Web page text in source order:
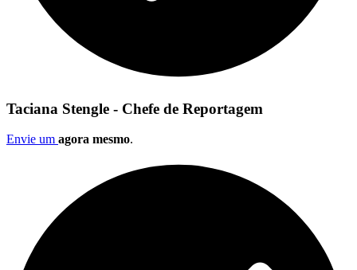
Taciana Stengle - Chefe de Reportagem
Envie um agora mesmo.